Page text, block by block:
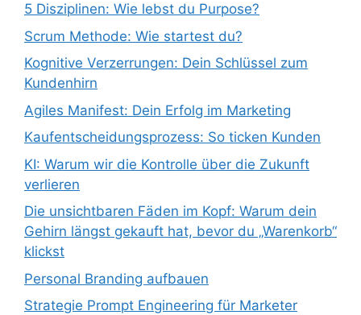
5 Disziplinen: Wie lebst du Purpose?
Scrum Methode: Wie startest du?
Kognitive Verzerrungen: Dein Schlüssel zum
Kundenhirn
Agiles Manifest: Dein Erfolg im Marketing
Kaufentscheidungsprozess: So ticken Kunden
KI: Warum wir die Kontrolle über die Zukunft
verlieren
Die unsichtbaren Fäden im Kopf: Warum dein
Gehirn längst gekauft hat, bevor du „Warenkorb“
klickst
Personal Branding aufbauen
Strategie Prompt Engineering für Marketer